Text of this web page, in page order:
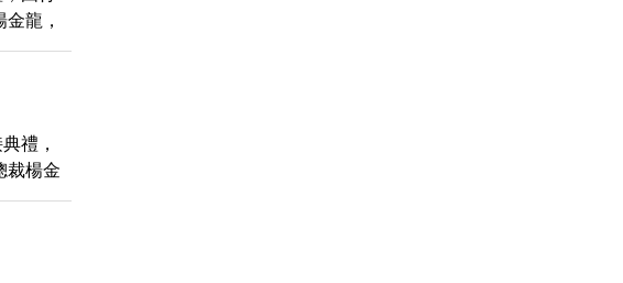
龍，
禮，
裁楊金